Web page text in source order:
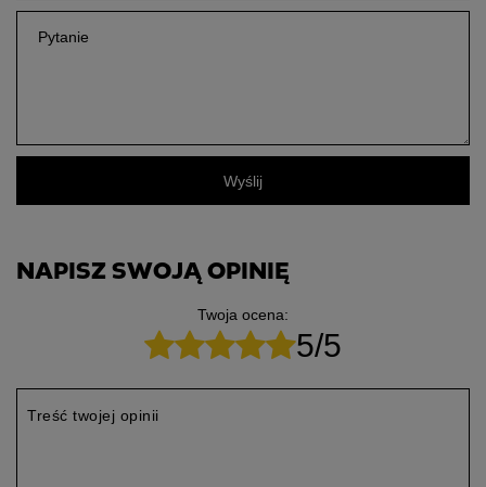
Pytanie
Wyślij
NAPISZ SWOJĄ OPINIĘ
Twoja ocena:
5/5
Treść twojej opinii